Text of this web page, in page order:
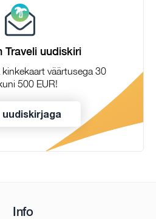
Traveli uudiskiri
kinkekaart väärtusega 30
500 EUR!
uudiskirjaga
Info